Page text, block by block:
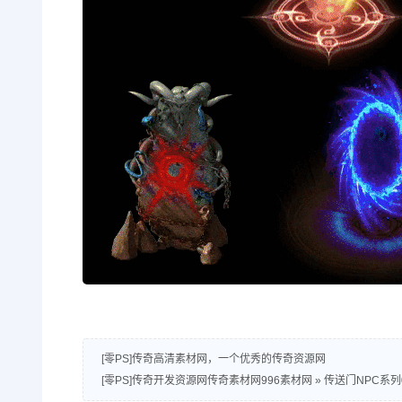
[零PS]传奇高清素材网，一个优秀的传奇资源网
[零PS]传奇开发资源网传奇素材网996素材网 » 传送门NPC系